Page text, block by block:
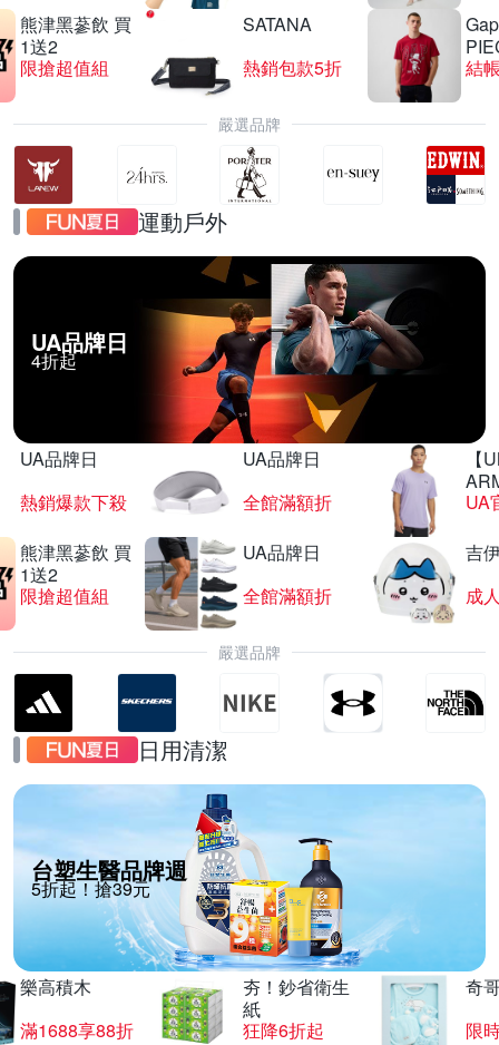
熊津黑蔘飲 買
1送2
限搶超值組
SATANA
熱銷包款5折
結
嚴選品牌
運動戶外
UA品牌日
4折起
UA品牌日
熱銷爆款下殺
UA品牌日
全館滿額折
【
UA
熊津黑蔘飲 買
1送2
限搶超值組
UA品牌日
全館滿額折
吉
嚴選品牌
日用清潔
台塑生醫品牌週
5折起！搶39元
樂高積木
滿1688享88折
夯！鈔省衛生
紙
狂降6折起
奇
限